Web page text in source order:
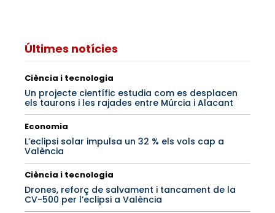
Últimes notícies
Ciència i tecnologia
Un projecte científic estudia com es desplacen
els taurons i les rajades entre Múrcia i Alacant
Economia
L’eclipsi solar impulsa un 32 % els vols cap a
València
Ciència i tecnologia
Drones, reforç de salvament i tancament de la
CV-500 per l’eclipsi a València